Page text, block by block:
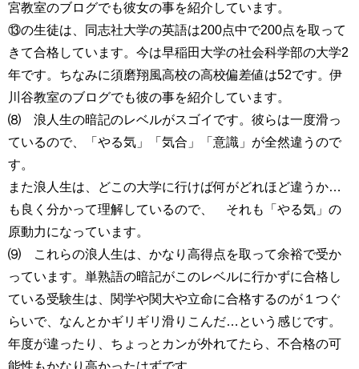
宮教室のブログでも彼女の事を紹介しています。
⑬の生徒は、同志社大学の英語は200点中で200点を取って
きて合格しています。今は早稲田大学の社会科学部の大学2
年です。ちなみに須磨翔風高校の高校偏差値は52です。伊
川谷教室のブログでも彼の事を紹介しています。
⑻ 浪人生の暗記のレベルがスゴイです。彼らは一度滑っ
ているので、「やる気」「気合」「意識」が全然違うので
す。
また浪人生は、どこの大学に行けば何がどれほど違うか…
も良く分かって理解しているので、 それも「やる気」の
原動力になっています。
⑼ これらの浪人生は、かなり高得点を取って余裕で受か
っています。単熟語の暗記がこのレベルに行かずに合格し
ている受験生は、関学や関大や立命に合格するのが１つぐ
らいで、なんとかギリギリ滑りこんだ…という感じです。
年度が違ったり、ちょっとカンが外れてたら、不合格の可
能性もかなり高かったはずです。